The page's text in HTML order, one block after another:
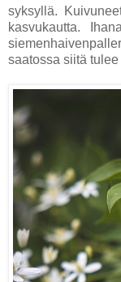
syksyllä.
kasvukautta.
saatossa siitä